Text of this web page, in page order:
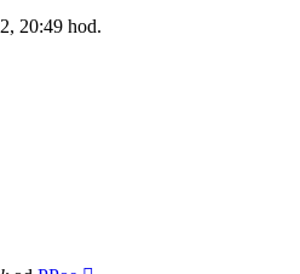
20:49 hod.